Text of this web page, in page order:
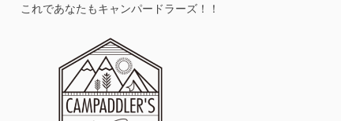
これであなたもキャンパードラーズ！！